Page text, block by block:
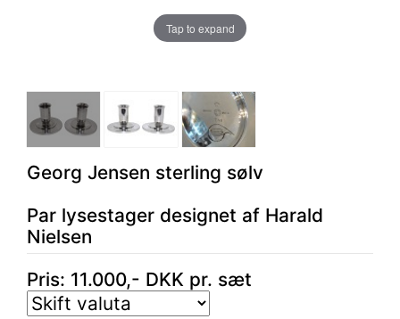
Tap to expand
Georg Jensen sterling sølv
Par lysestager designet af Harald
Nielsen
Pris: 11.000,- DKK pr. sæt